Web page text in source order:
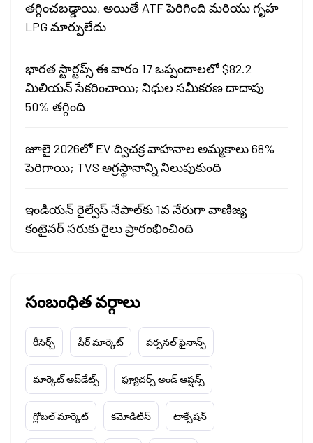
తగ్గించబడ్డాయి, అయితే ATF పెరిగింది మరియు గృహ
LPG మార్పులేదు
భారత స్టార్టప్స్ ఈ వారం 17 ఒప్పందాలలో $82.2
మిలియన్ సేకరించాయి; నిధుల సమీకరణ దాదాపు
50% తగ్గింది
జూలై 2026లో EV ద్విచక్ర వాహనాల అమ్మకాలు 68%
పెరిగాయి; TVS అగ్రస్థానాన్ని నిలుపుకుంది
ఇండియన్ రైల్వేస్ నేపాల్‌కు 1వ నేరుగా వాణిజ్య
కంటైనర్ సరుకు రైలు ప్రారంభించింది
సంబంధిత వర్గాలు
రీసెర్చ్ షేర్ మార్కెట్ పర్సనల్ ఫైనాన్స్
మార్కెట్ అప్‌డేట్స్ ఫ్యూచర్స్ అండ్ ఆప్షన్స్
గ్లోబల్ మార్కెట్ కమోడిటీస్ టాక్సేషన్